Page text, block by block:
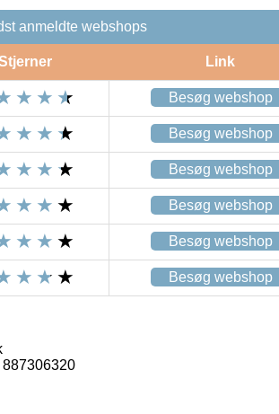
anmeldte webshops
Link
Besøg webshop
Besøg webshop
Besøg webshop
Besøg webshop
Besøg webshop
Besøg webshop